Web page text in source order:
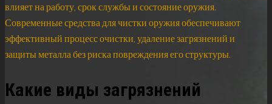
влияет на работу, срок службы и состояние оружия.
Современные средства для чистки оружия обеспечивают
эффективный процесс очистки, удаление загрязнений и
защиты металла без риска повреждения его структуры.
Какие виды загрязнений